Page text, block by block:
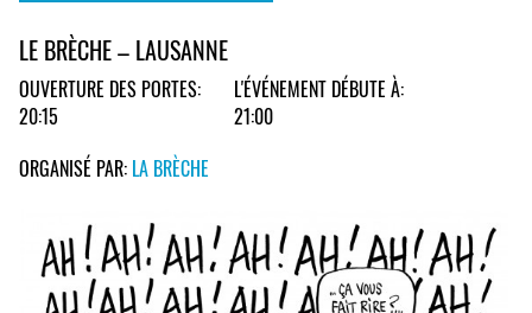
LE BRÈCHE – LAUSANNE
OUVERTURE DES PORTES:
20:15
L'ÉVÉNEMENT DÉBUTE À:
21:00
ORGANISÉ PAR: LA BRÈCHE